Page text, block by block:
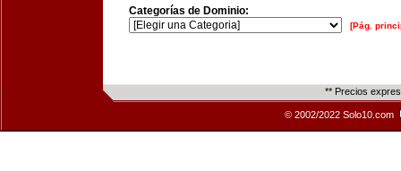
Categorías de Dominio:
[Pág.
** Precios
© 2002/2022 Solo10.com